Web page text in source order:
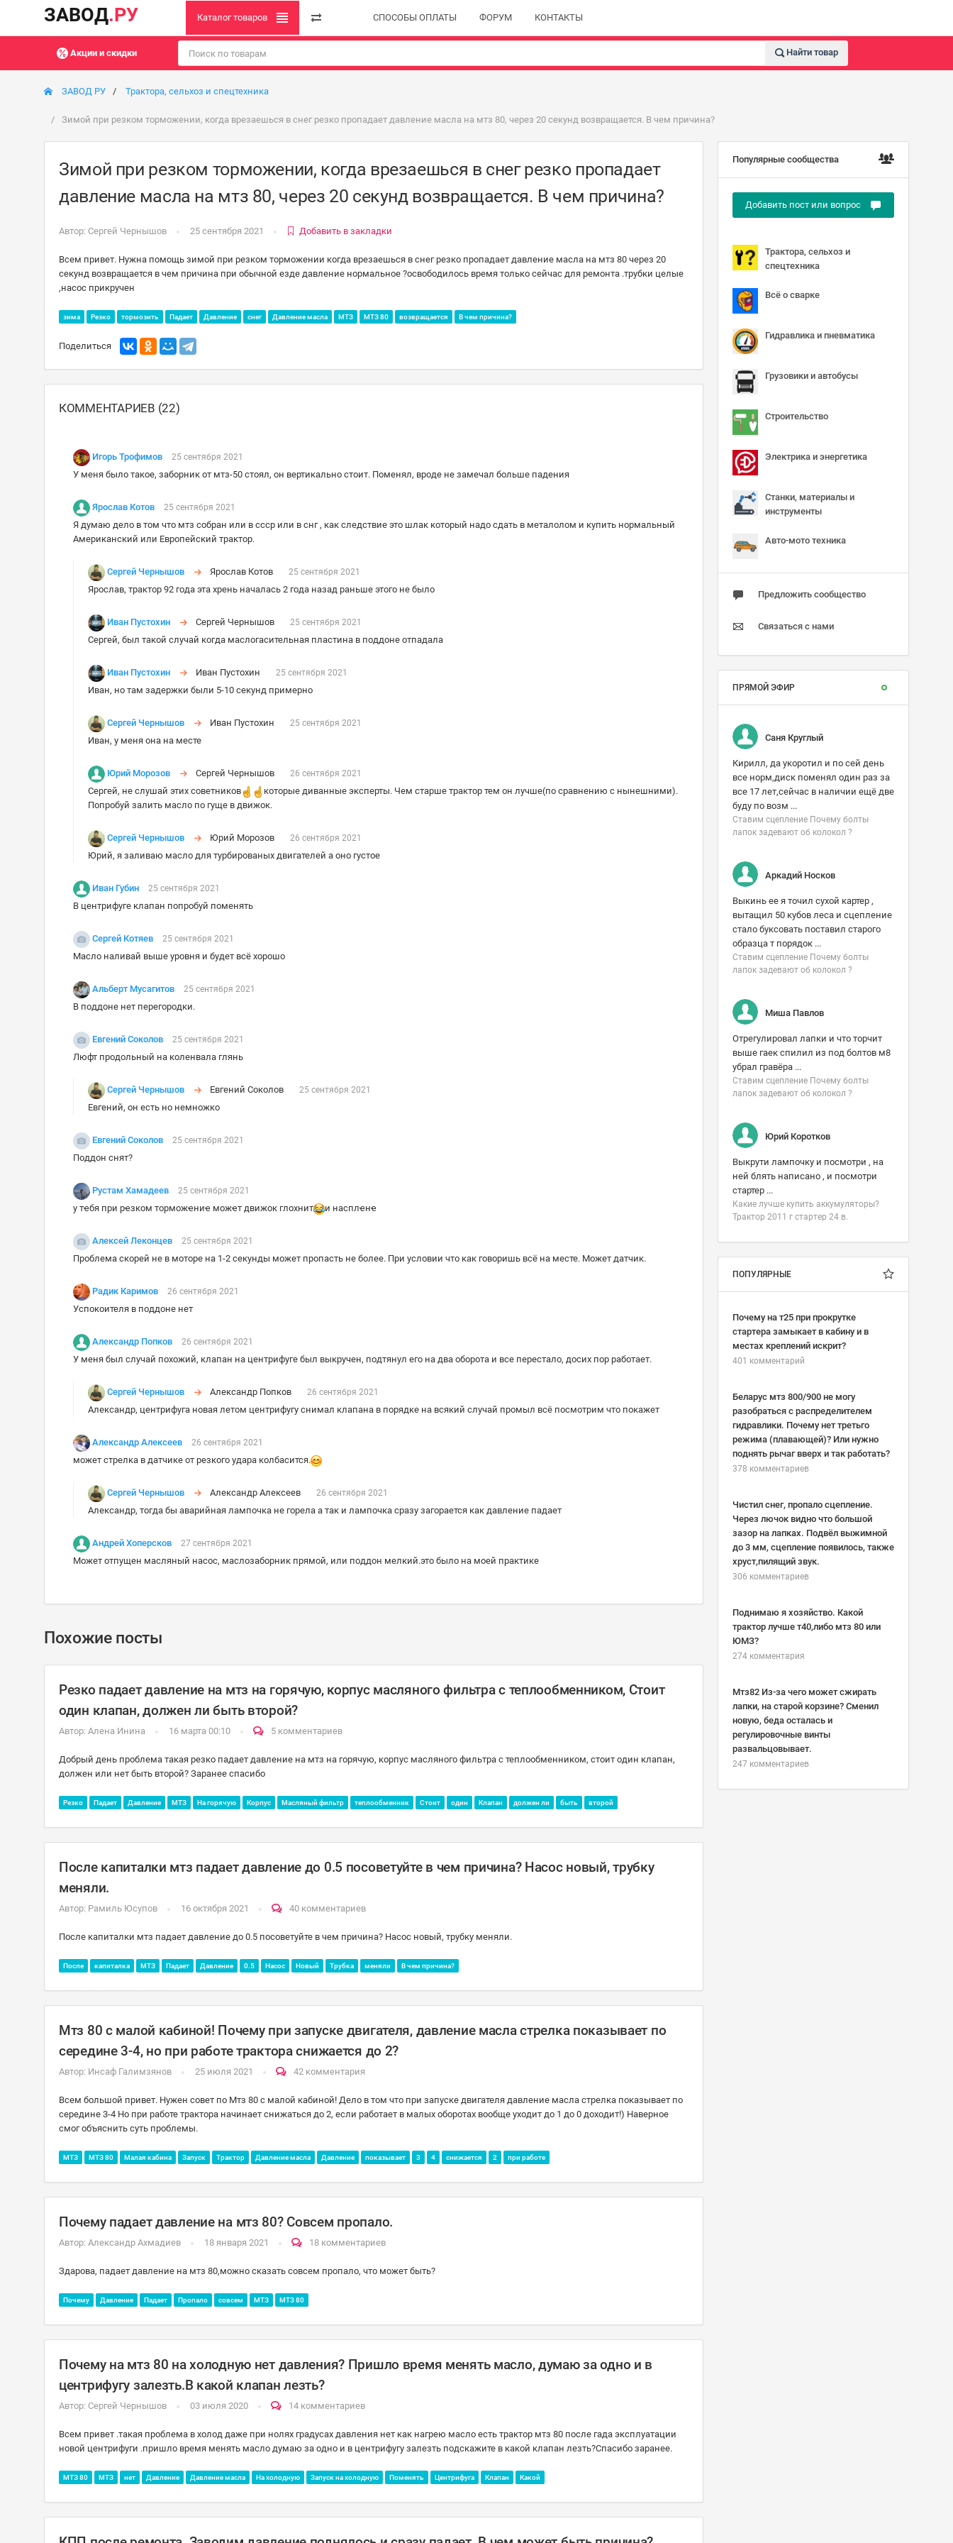
ЗАВОД.РУ Каталог товаров СПОСОБЫ ОПЛАТЫ ФОРУМ КОНТАКТЫ
Акции и скидки Найти товар
ЗАВОД РУ Трактора, сельхоз и спецтехника
Зимой при резком торможении, когда врезаешься в снег резко пропадает давление масла на мтз 80, через 20 секунд возвращается. В чем причина?
Зимой при резком торможении, когда врезаешься в снег резко пропадает
давление масла на мтз 80, через 20 секунд возвращается. В чем причина?
Автор: Сергей Чернышов 25 сентября 2021 Добавить в закладки
Всем привет. Нужна помощь зимой при резком торможении когда врезаешься в снег резко пропадает давление масла на мтз 80 через 20
секунд возвращается в чем причина при обычной езде давление нормальное ?освободилось время только сейчас для ремонта .трубки целые
,насос прикручен
зима Резко тормозить Падает Давление снег Давление масла МТЗ МТЗ 80 возвращается В чем причина?
Поделиться
КОММЕНТАРИЕВ (22)
Игорь Трофимов 25 сентября 2021
У меня было такое, заборник от мтз-50 стоял, он вертикально стоит. Поменял, вроде не замечал больше падения
Ярослав Котов 25 сентября 2021
Я думаю дело в том что мтз собран или в ссср или в снг , как следствие это шлак который надо сдать в металолом и купить нормальный
Американский или Европейский трактор.
Сергей Чернышов Ярослав Котов 25 сентября 2021
Ярослав, трактор 92 года эта хрень началась 2 года назад раньше этого не было
Иван Пустохин Сергей Чернышов 25 сентября 2021
Сергей, был такой случай когда маслогасительная пластина в поддоне отпадала
Иван Пустохин Иван Пустохин 25 сентября 2021
Иван, но там задержки были 5-10 секунд примерно
Сергей Чернышов Иван Пустохин 25 сентября 2021
Иван, у меня она на месте
Юрий Морозов Сергей Чернышов 26 сентября 2021
Сергей, не слушай этих советников
️которые диванные эксперты. Чем старше трактор тем он лучше(по сравнению с нынешними).
Попробуй залить масло по гуще в движок.
Сергей Чернышов Юрий Морозов 26 сентября 2021
Юрий, я заливаю масло для турбированых двигателей а оно густое
Иван Губин 25 сентября 2021
В центрифуге клапан попробуй поменять
Сергей Котяев 25 сентября 2021
Масло наливай выше уровня и будет всё хорошо
Альберт Мусагитов 25 сентября 2021
В поддоне нет перегородки.
Евгений Соколов 25 сентября 2021
Люфт продольный на коленвала глянь
Сергей Чернышов Евгений Соколов 25 сентября 2021
Евгений, он есть но немножко
Евгений Соколов 25 сентября 2021
Поддон снят?
Рустам Хамадеев 25 сентября 2021
у тҽбя при рҽзком торможҽниҽ можҽт движок глохнит и насплҽнҽ
Алексей Леконцев 25 сентября 2021
Проблема скорей не в моторе на 1-2 секунды может пропасть не более. При условии что как говоришь всё на месте. Может датчик.
Радик Каримов 26 сентября 2021
Успокоителя в поддоне нет
Александр Попков 26 сентября 2021
У меня был случай похожий, клапан на центрифуге был выкручен, подтянул его на два оборота и все перестало, досих пор работает.
Сергей Чернышов Александр Попков 26 сентября 2021
Александр, центрифуга новая летом центрифугу снимал клапана в порядке на всякий случай промыл всё посмотрим что покажет
Александр Алексеев 26 сентября 2021
может стрелка в датчике от резкого удара колбасится.
Сергей Чернышов Александр Алексеев 26 сентября 2021
Александр, тогда бы аварийная лампочка не горела а так и лампочка сразу загорается как давление падает
Андрей Хоперсков 27 сентября 2021
Может отпущен масляный насос, маслозаборник прямой, или поддон мелкий.это было на моей практике
Похожие посты
Резко падает давление на мтз на горячую, корпус масляного фильтра с теплообменником, Стоит
один клапан, должен ли быть второй?
Автор: Алена Инина 16 марта 00:10 5 комментариев
Добрый день проблема такая резко падает давление на мтз на горячую, корпус масляного фильтра с теплообменником, стоит один клапан,
должен или нет быть второй? Заранее спасибо
Резко Падает Давление МТЗ На горячую Корпус Масляный фильтр теплообменник Стоит один Клапан должен ли быть второй
После капиталки мтз падает давление до 0.5 посоветуйте в чем причина? Насос новый, трубку
меняли.
Автор: Рамиль Юсупов 16 октября 2021 40 комментариев
После капиталки мтз падает давление до 0.5 посоветуйте в чем причина? Насос новый, трубку меняли.
После капиталка МТЗ Падает Давление 0.5 Насос Новый Трубка меняли В чем причина?
Мтз 80 с малой кабиной! Почему при запуске двигателя, давление масла стрелка показывает по
середине 3-4, но при работе трактора снижается до 2?
Автор: Инсаф Галимзянов 25 июля 2021 42 комментария
Всем большой привет. Нужен совет по Мтз 80 с малой кабиной! Дело в том что при запуске двигателя давление масла стрелка показывает по
середине 3-4 Но при работе трактора начинает снижаться до 2, если работает в малых оборотах вообще уходит до 1 до 0 доходит!) Наверное
смог объяснить суть проблемы.
МТЗ МТЗ 80 Малая кабина Запуск Трактор Давление масла Давление показывает 3 4 снижается 2 при работе
Почему падает давление на мтз 80? Совсем пропало.
Автор: Александр Ахмадиев 18 января 2021 18 комментариев
Здарова, падает давление на мтз 80,можно сказать совсем пропало, что может быть?
Почему Давление Падает Пропало совсем МТЗ МТЗ 80
Почему на мтз 80 на холодную нет давления? Пришло время менять масло, думаю за одно и в
центрифугу залезть.В какой клапан лезть?
Автор: Сергей Чернышов 03 июля 2020 14 комментариев
Всем привет .такая проблема в холод даже при нолях градусах давления нет как нагрею масло есть трактор мтз 80 после гада эксплуатации
новой центрифуги .пришло время менять масло думаю за одно и в центрифугу залезть подскажите в какой клапан лезть?Спасибо заранее.
МТЗ 80 МТЗ нет Давление Давление масла На холодную Запуск на холодную Поменять Центрифуга Клапан Какой
Популярные сообщества
Добавить пост или вопрос
Трактора, сельхоз и
спецтехника
Всё о сварке
Гидравлика и пневматика
Грузовики и автобусы
Строительство
Электрика и энергетика
Станки, материалы и
инструменты
Авто-мото техника
Предложить сообщество
Связаться с нами
ПРЯМОЙ ЭФИР
Саня Круглый
Кирилл, да укоротил и по сей день
все норм,диск поменял один раз за
все 17 лет,сейчас в наличии ещё две
буду по возм ...
Ставим сцепление Почему болты
лапок задевают об колокол ?
Аркадий Носков
Выкинь ее я точил сухой картер ,
вытащил 50 кубов леса и сцепление
стало буксовать поставил старого
образца т порядок ...
Ставим сцепление Почему болты
лапок задевают об колокол ?
Миша Павлов
Отрегулировал лапки и что торчит
выше гаек спилил из под болтов м8
убрал гравёра ...
Ставим сцепление Почему болты
лапок задевают об колокол ?
Юрий Коротков
Выкрути лампочку и посмотри , на
ней блять написано , и посмотри
стартер ...
Какие лучше купить аккумуляторы?
Трактор 2011 г стартер 24 в.
ПОПУЛЯРНЫЕ
Почему на т25 при прокрутке
стартера замыкает в кабину и в
местах креплений искрит?
401 комментарий
Беларус мтз 800/900 не могу
разобраться с распределителем
гидравлики. Почему нет третьго
режима (плавающей)? Или нужно
поднять рычаг вверх и так работать?
378 комментариев
Чистил снег, пропало сцепление.
Через лючок видно что большой
зазор на лапках. Подвёл выжимной
до 3 мм, сцепление появилось, также
хруст,пилящий звук.
306 комментариев
Поднимаю я хозяйство. Какой
трактор лучше т40,либо мтз 80 или
ЮМЗ?
274 комментария
Мтз82 Из-за чего может сжирать
лапки, на старой корзине? Сменил
новую, беда осталась и
регулировочные винты
развальцовывает.
247 комментариев